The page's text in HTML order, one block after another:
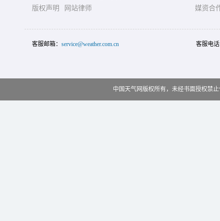
版权声明
网站律师
媒资合
客服邮箱： service@weather.com.cn 客服电
中国天气网版权所有，未经书面授权